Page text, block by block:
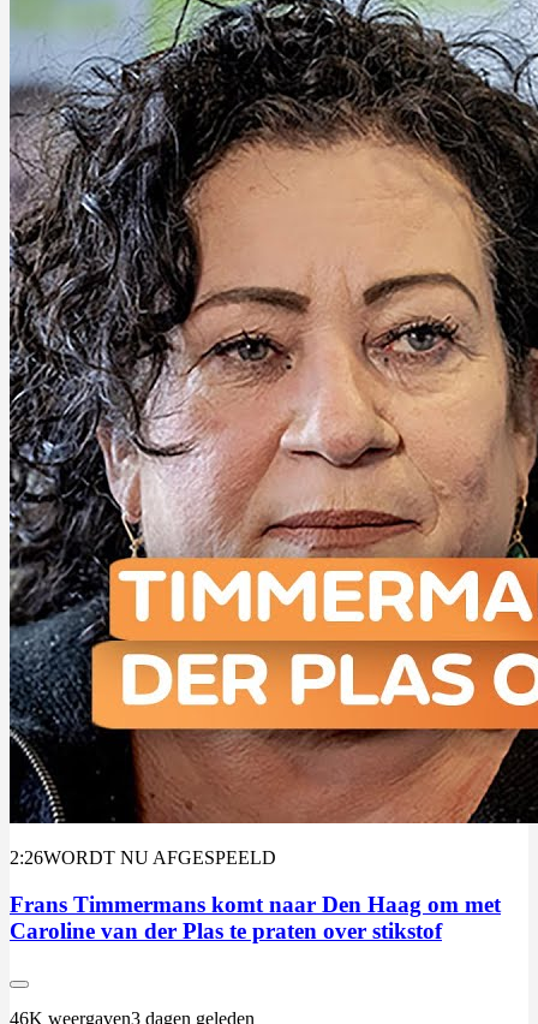
2:26WORDT NU AFGESPEELD
Frans Timmermans komt naar Den Haag om met
Caroline van der Plas te praten over stikstof
46K weergaven3 dagen geleden